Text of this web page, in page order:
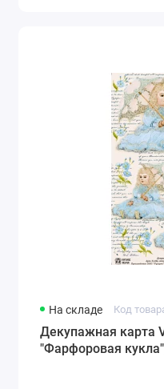
На складе Код
Декупажная карта
"Фарфоровая